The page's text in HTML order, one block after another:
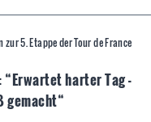
zur 5. Etappe der Tour de France
“Erwartet harter Tag -
gemacht“